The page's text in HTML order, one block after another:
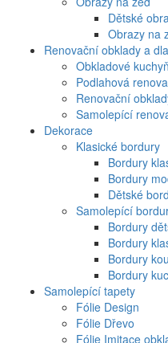
Dětské
Obrazy na
Renovační obklady a
Obkladové
Podlahová
Renovační
Samolepící
Dekorace
Klasické bordury
Bordury
Bordury
Dětské
Samolepící
Bordury
Bordury
Bordury
Bordury
Samolepící tapety
Fólie Design
Fólie Dřevo
Fólie Imitace